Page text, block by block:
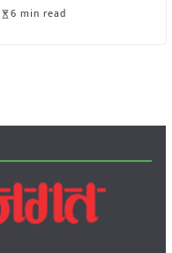
6 min read